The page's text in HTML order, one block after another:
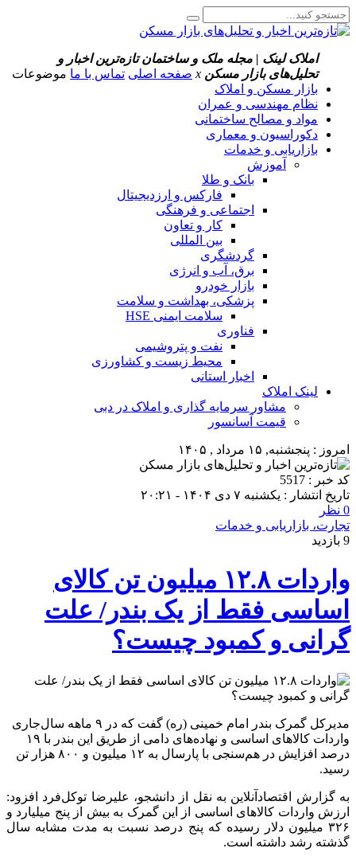
املاک لینک | مجله ملک و ساختمان تازه‌ترین اخبار و
تحلیل‌های بازار مسکن x صفحه اصلی تماس با ما موضوعات
بازار مسکن و املاک
نظام مهندسی و عمران
مواد و مصالح ساختمانی
دکوراسیون و معماری
بازاریابی و خدمات
آموزش
بانک و طلا
فارکس و ارزدیجیتال
اجتماعی و فرهنگی
کار و تعاون
بین المللی
گردشگری
برق، آب و انرژی
بازار خودرو
پزشکی، بهداشت و سلامت
سلامت ایمنی HSE
فناوری
نفت و پتروشیمی
محیط زیست و کشاورزی
اخبار استانی
لینک املاک
مشاور سرمایه گذاری و املاک در دبی
قیمت آسانسور
امروز : پنجشنبه, ۱۵ مرداد , ۱۴۰۵
کد خبر : 5517
تاریخ انتشار : یکشنبه ۷ دی ۱۴۰۴ - ۲۰:۲۱
0 نظر
تجارت، بازاریابی و خدمات
9 بازدید
واردات ۱۲.۸ میلیون تن کالای
اساسی فقط از یک بندر/ علت
گرانی و کمبود چیست؟
مدیرکل گمرک بندر امام خمینی (ره) گفت که در ۹ ماهه سال‌جاری
واردات کالا‌های اساسی و نهاده‌های دامی از طریق این بندر با ۱۹
درصد افزایش در هم‌سنجی با پارسال به ۱۲ میلیون و ۸۰۰ هزار تن
رسید.
به گزارش اقتصادآنلاین به نقل از دانشجو، علیرضا توکل‌فرد افزود:
ارزش واردات کالا‌های اساسی از این گمرک به بیش از پنج میلیارد و
۳۲۶ میلیون دلار رسیده که پنج درصد نسبت به مدت مشابه سال
گذشته رشد داشته است.